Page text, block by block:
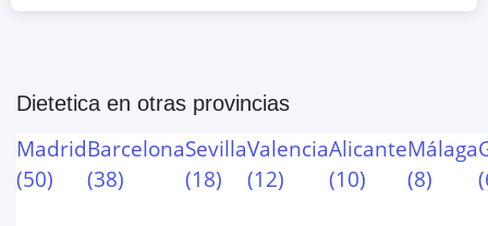
Dietetica en otras provincias
Madrid
(50)
Barcelona
(38)
Sevilla
(18)
Valencia
(12)
Alicante
(10)
Málaga
(8)
(